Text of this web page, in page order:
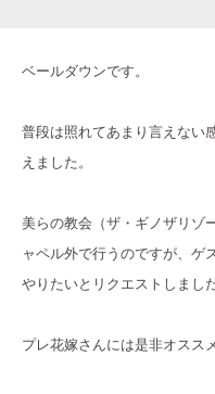
ベールダウンです。
普段は照れてあまり言えない
えました。
美らの教会（ザ・ギノザリゾ
ャペル外で行うのですが、ゲ
やりたいとリクエストしました
プレ花嫁さんには是非オスス